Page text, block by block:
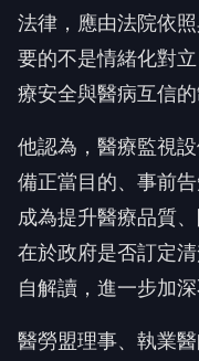
法律，應由法院依
要的不是情緒化對
療安全與醫病互信的
他認為，醫療監視
備正當目的、事前
成為提升醫療品質
在於政府是否訂定
自解讀，進一步加深
醫勞盟理事、執業